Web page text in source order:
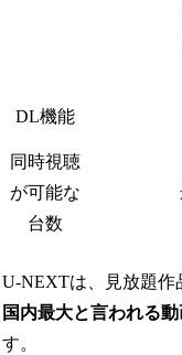
DL機能
同時視聴
が可能な
台数
U-NEXTは、見放題作
国内最大と言われる
す。